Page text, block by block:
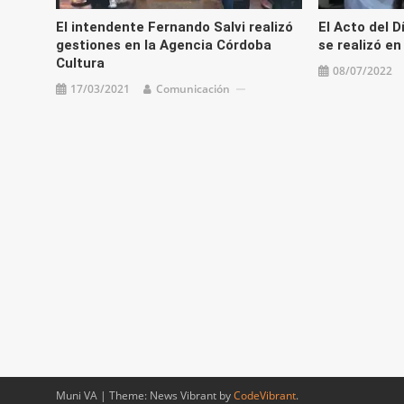
El intendente Fernando Salvi realizó
gestiones en la Agencia Córdoba
Cultura
17/03/2021 Comunicación
El Acto del
se realizó en
08/07/2022
Muni VA | Theme: News Vibrant byCodeVibrant.